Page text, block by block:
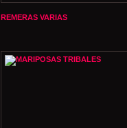
REMERAS VARIAS